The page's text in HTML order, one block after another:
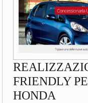
FRIENDLY
HONDA